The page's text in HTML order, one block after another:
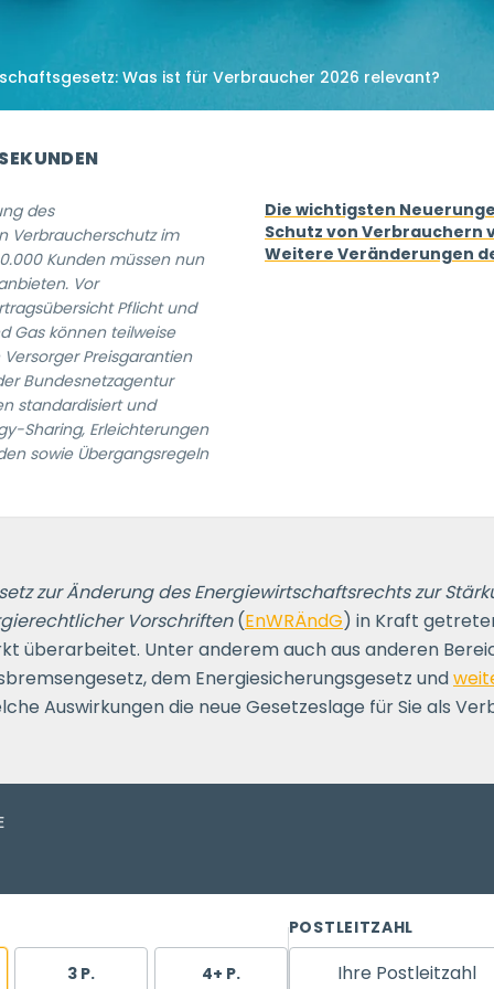
Was ist für Verbraucher 2026 relevant?
des
Verbraucherschutz im
Kunden müssen nun
Vor
Pflicht und
Gas können teilweise
Preisgarantien
Bundesnetzagentur
standardisiert und
Sharing, Erleichterungen
sowie Übergangsregeln
Die wichtigsten
Schutz von Verbrauchern
Weitere Veränderungen
zur Änderung des Energiewirtschaftsrechts zur
Vorschriften(EnWRÄndG) in Kraft
überarbeitet. Unter anderem auch aus anderen
dem Energiesicherungsgesetz und
Auswirkungen die neue Gesetzeslage für Sie als
3 P. 4+ P.
POSTLEITZAHL
Ihre Postleitzahl